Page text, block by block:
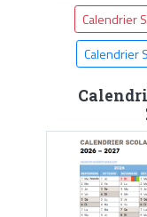
Calendrier
Calendrier